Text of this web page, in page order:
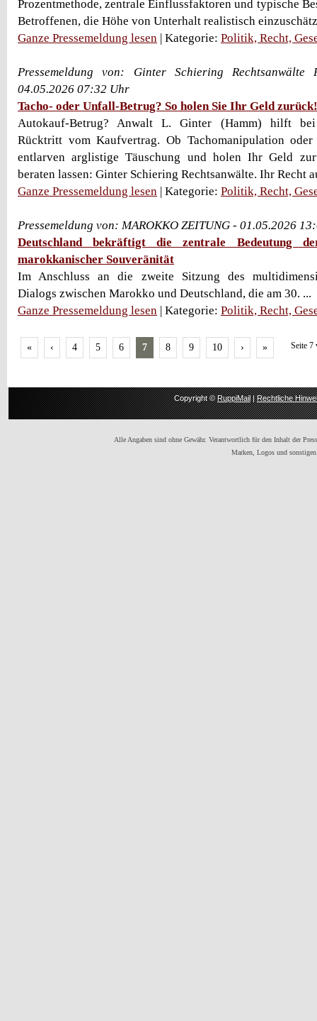
Prozentmethode, zentrale Einflussfaktoren und typische
Betroffenen, die Höhe von Unterhalt realistisch
Ganze Pressemeldung lesen | Kategorie: Politik, Recht,
Pressemeldung von: Ginter Schiering Rechtsanwälte
04.05.2026 07:32 Uhr
Tacho- oder Unfall-Betrug? So holen Sie Ihr Geld zurück!
Autokauf-Betrug? Anwalt L. Ginter (Hamm) hilft
Rücktritt vom Kaufvertrag. Ob Tachomanipulation
entlarven arglistige Täuschung und holen Ihr Geld
beraten lassen: Ginter Schiering Rechtsanwälte. Ihr Recht
Ganze Pressemeldung lesen | Kategorie: Politik, Recht,
Pressemeldung von: MAROKKO ZEITUNG - 01.05.2026
Deutschland bekräftigt die zentrale Bedeutung
marokkanischer Souveränität
Im Anschluss an die zweite Sitzung des
Dialogs zwischen Marokko und Deutschland, die am 30. ...
Ganze Pressemeldung lesen | Kategorie: Politik, Recht,
« ‹ 4 5 6 7 8 9 10 › » Seite 7
Copyright ©RuppiMail|Rechtliche
Alle Angaben sind ohne Gewähr. Verantwortlich für den Inhalt der
Marken, Logos und